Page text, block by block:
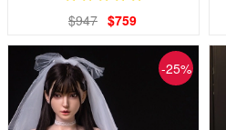
$947 $759
-25%